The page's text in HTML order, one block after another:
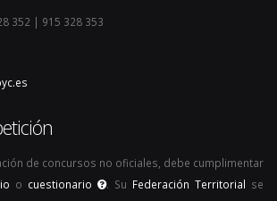
352 | 915 328 353
de concursos no oficiales, debe cumplimentar
o cuestionario . Su Federación Territorial se